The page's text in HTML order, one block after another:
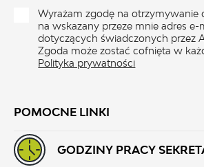
POMOCNE LINKI
Wyrażam zgodę na otrzymywanie
na wskazany przeze mnie adres e-
dotyczących świadczonych przez
Zgoda może zostać cofnięta w
Polityka prywatności
GODZINY PRACY